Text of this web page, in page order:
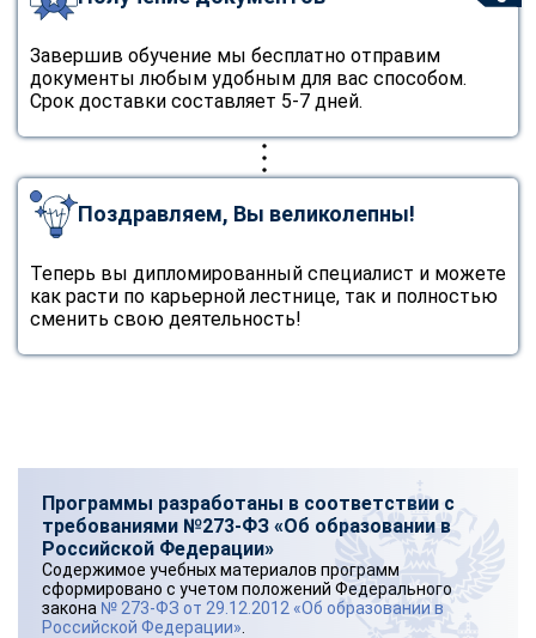
Завершив обучение мы бесплатно отправим
документы любым удобным для вас способом.
Срок доставки составляет 5-7 дней.
Поздравляем, Вы великолепны!
Теперь вы дипломированный специалист и можете
как расти по карьерной лестнице, так и полностью
сменить свою деятельность!
Программы разработаны в соответствии с
требованиями №273-ФЗ «Об образовании в
Российской Федерации»
Содержимое учебных материалов программ
сформировано с учетом положений Федерального
закона № 273-ФЗ от 29.12.2012 «Об образовании в
Российской Федерации»